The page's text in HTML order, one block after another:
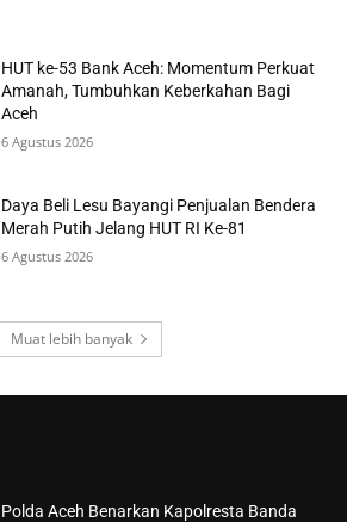
HUT ke-53 Bank Aceh: Momentum Perkuat
Amanah, Tumbuhkan Keberkahan Bagi
Aceh
6 Agustus 2026
Daya Beli Lesu Bayangi Penjualan Bendera
Merah Putih Jelang HUT RI Ke-81
6 Agustus 2026
Muat lebih banyak
Polda Aceh Benarkan Kapolresta Banda